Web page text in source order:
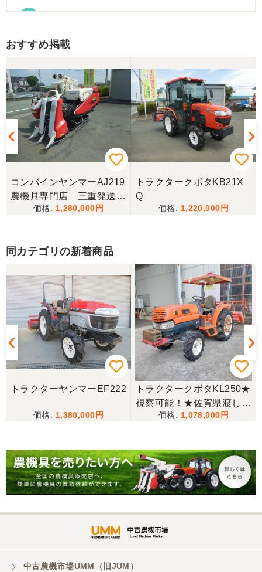
いただき満足しています。
山口県／倉成 信之
迅速丁寧な対応ありがとうございました。また機会
がありましたらジャパンカップでご一緒しましょ
う。
山口県／倉成 信之
配送料も安くしていただきありがとうございまし
た。
なかなか程度の良いものだったのでよかったです。
いろいろありがとうございました。 大事に使ってお
山口県／
この度はありがとうございました 初めて利用させて
いただきましたがとても親切にして頂きました
この度はありがとうございました。また機会があれ
ばよろしくお願いします。
おすすめ掲載
コンバインヤンマーAJ219
農機具専門店 三重発送整
備済み
1,280,000
トラクタークボタKB21X
Q
1,220,000
同カテゴリの新着商品
トラクターヤンマーEF222
1,380,000
トラクタークボタKL250★
視察可能！★佐賀県渡し
クボタ トラクター KL250
ー RL5K ロータリー 現状
渡し【P11475389】
1,078,000
中古農機市場UMM（旧JUM）